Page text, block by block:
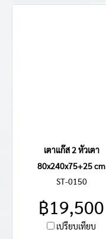
เตาแก๊ส 2 หัวเตา
80x240x75+25 cm
ST-0150
฿19,500
เปรียบเทียบ